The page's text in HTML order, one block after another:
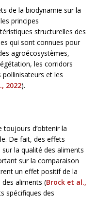
de la biodynamie sur la
principes
structurelles des
qui sont connues pour
agroécosystèmes,
les corridors
pollinisateurs et les
2022).
toujours d’obtenir la
De fait, des effets
la qualité des aliments
sur la comparaison
un effet positif de la
aliments (Brock et al.,
spécifiques des